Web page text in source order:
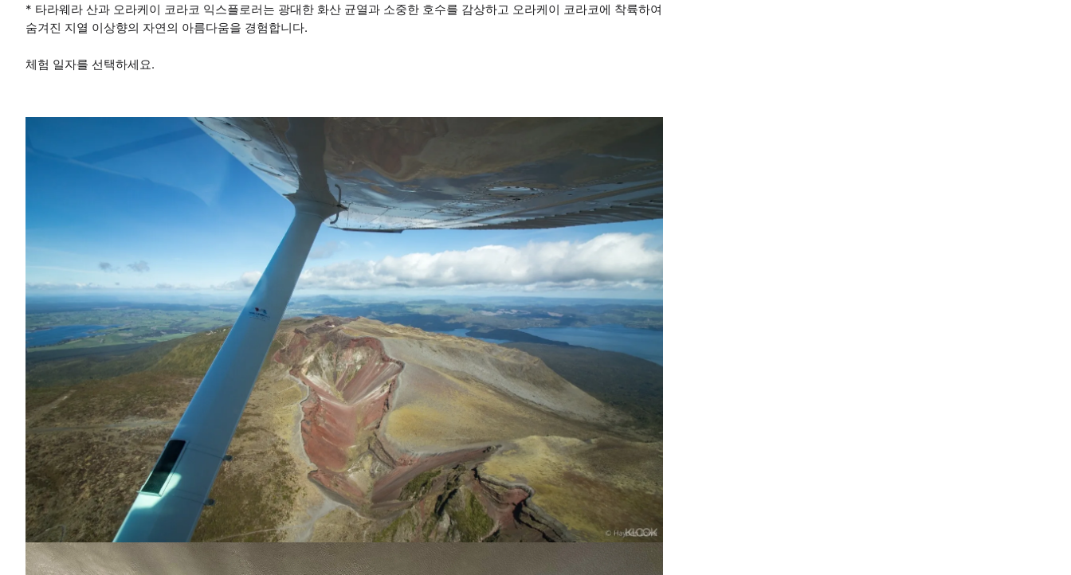
* 타라웨라 산과 오라케이 코라코 익스플로러는 광대한 화산 균열과 소중한 호수를 감상하고 오라케이 코라코에 착륙하여
숨겨진 지열 이상향의 자연의 아름다움을 경험합니다.
체험 일자를 선택하세요.